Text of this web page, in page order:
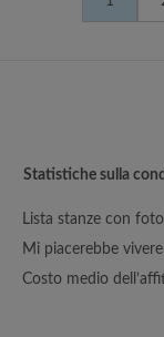
Statistiche sulla
Lista stanze con foto
Mi piacerebbe
Costo medio